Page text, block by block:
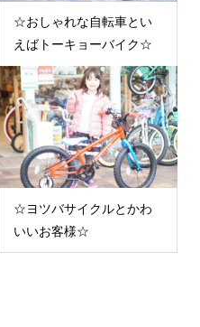
☆おしゃれな自転車とい
えばトーキョーバイク☆
☆ヨツバサイクルとかわ
いいお客様☆